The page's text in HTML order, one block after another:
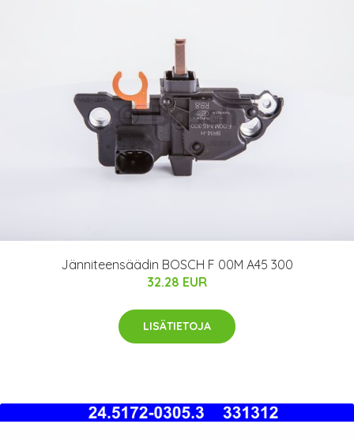
Jänniteensäädin BOSCH F 00M A45 300
32.28 EUR
LISÄTIETOJA